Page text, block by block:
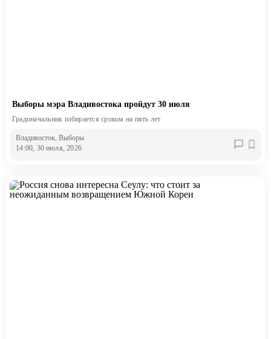
Выборы мэра Владивостока пройдут 30 июля
Градоначальник избирается сроком на пять лет
Владивосток, Выборы
14:00, 30 июля, 2026